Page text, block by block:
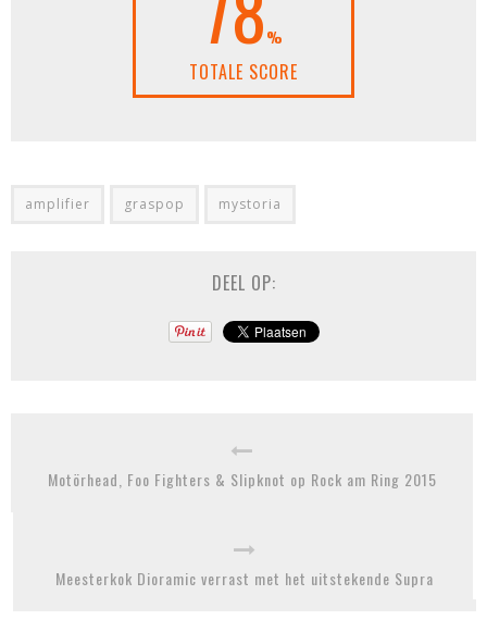
%
TOTALE SCORE
amplifier graspop mystoria
DEEL OP:
Motörhead, Foo Fighters & Slipknot op Rock am Ring 2015
Meesterkok Dioramic verrast met het uitstekende Supra